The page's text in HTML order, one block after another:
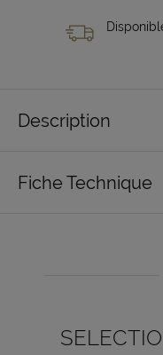
Description
Fiche Technique